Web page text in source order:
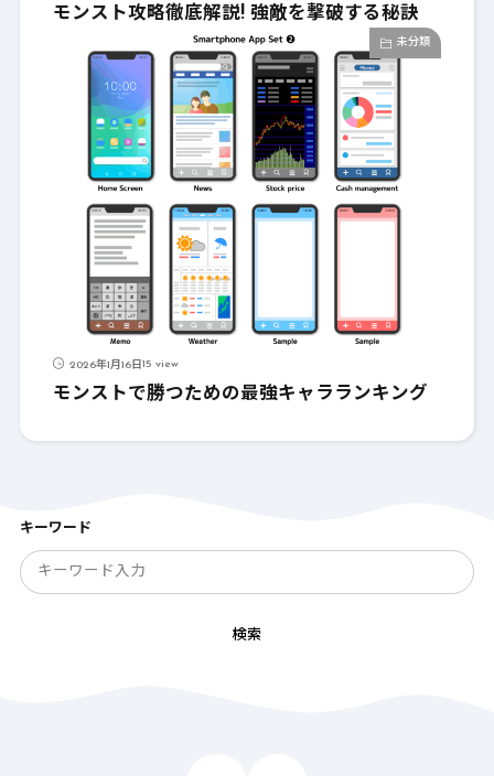
モンスト攻略徹底解説! 強敵を撃破する秘訣
未分類
2026年1月16日15 view
モンストで勝つための最強キャラランキング
キーワード
検索